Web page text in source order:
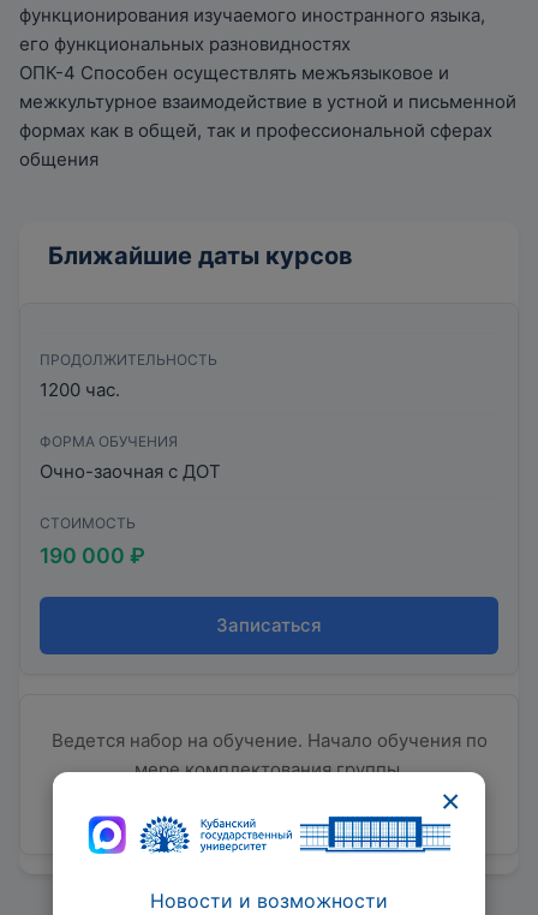
функционирования изучаемого иностранного языка,
его функциональных разновидностях
ОПК-4 Способен осуществлять межъязыковое и
межкультурное взаимодействие в устной и письменной
формах как в общей, так и профессиональной сферах
общения
Ближайшие даты курсов
ПРОДОЛЖИТЕЛЬНОСТЬ
1200 час.
ФОРМА ОБУЧЕНИЯ
Очно-заочная с ДОТ
СТОИМОСТЬ
190 000 ₽
Записаться
Ведется набор на обучение. Начало обучения по
мере комплектования группы.
×
Новости и возможности